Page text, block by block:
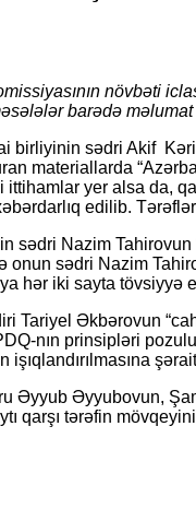
növbəti
barədə məlumat
birliyinin sədri Akif
materiallarda
ittihamlar yer alsa da,
edilib.
sədri Nazim
onun sədri Nazim
hər iki sayta tövsiyyə
Tariyel Əkbərovun
nın prinsipləri
işıqlandırılmasına
Əyyubovun,
qarşı tərəfin